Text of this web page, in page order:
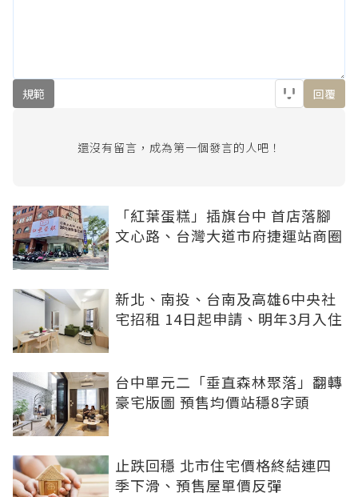
規範 回覆
還沒有留言，成為第一個發言的人吧！
「紅葉蛋糕」插旗台中 首店落腳
文心路、台灣大道市府捷運站商圈
新北、南投、台南及高雄6中央社
宅招租 14日起申請、明年3月入住
台中單元二「垂直森林聚落」翻轉
豪宅版圖 預售均價站穩8字頭
止跌回穩 北市住宅價格終結連四
季下滑、預售屋單價反彈